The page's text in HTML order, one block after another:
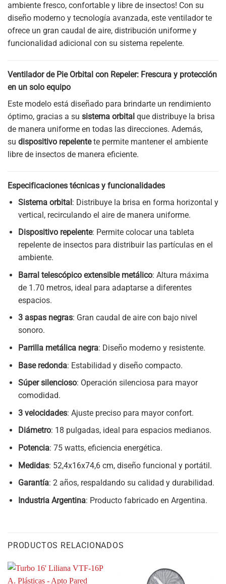
ambiente fresco, confortable y libre de insectos! Con su
diseño moderno y tecnología avanzada, este ventilador te
ofrece un gran caudal de aire, distribución uniforme y
funcionalidad adicional con su sistema repelente.
Ventilador de Pie Orbital con Repeler: Frescura y protección
en un solo equipo
Este modelo está diseñado para brindarte un rendimiento
óptimo, gracias a su sistema orbital que distribuye la brisa
de manera uniforme en todas las direcciones. Además,
su dispositivo repelentete permite mantener el ambiente
libre de insectos de manera eficiente.
Especificaciones técnicas y funcionalidades
Sistema orbital: Distribuye la brisa en forma horizontal y
vertical, recirculando el aire de manera uniforme.
Dispositivo repelente: Permite colocar una tableta
repelente de insectos para distribuir las partículas en el
ambiente.
Barral telescópico extensible metálico: Altura máxima
de 1.70 metros, ideal para adaptarse a diferentes
espacios.
3 aspas negras: Gran caudal de aire con bajo nivel
sonoro.
Parrilla metálica negra: Diseño moderno y resistente.
Base redonda: Estabilidad y diseño compacto.
Súper silencioso: Operación silenciosa para mayor
comodidad.
3 velocidades: Ajuste preciso para mayor confort.
Diámetro: 18 pulgadas, ideal para espacios medianos.
Potencia: 75 watts, eficiencia energética.
Medidas: 52,4x16x74,6 cm, diseño funcional y portátil.
Garantía: 2 años, respaldando su calidad y durabilidad.
Industria Argentina: Producto fabricado en Argentina.
PRODUCTOS RELACIONADOS